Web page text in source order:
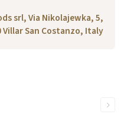
srl, Via Nikolajewka, 5,
Villar San Costanzo, Italy
Next